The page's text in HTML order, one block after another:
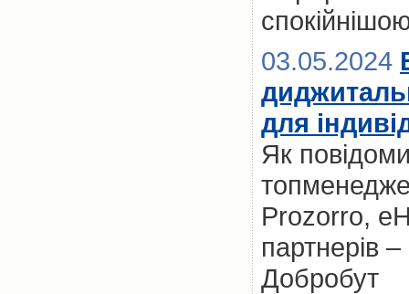
03.05.2024
для
Як
Prozorro,
партнерів
Добробут